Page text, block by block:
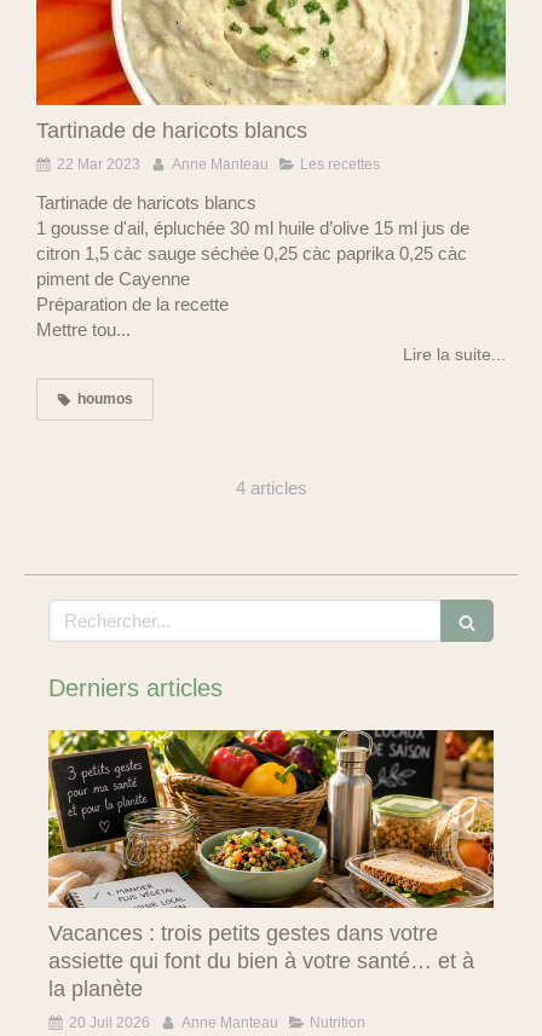
Tartinade de haricots blancs
22 Mar 2023 Anne Manteau Les recettes
Tartinade de haricots blancs
1 gousse d'ail, épluchée 30 ml huile d’olive 15 ml jus de
citron 1,5 càc sauge séchée 0,25 càc paprika 0,25 càc
piment de Cayenne
Préparation de la recette
Mettre tou...
Lire la suite...
houmos
4 articles
Rechercher
Derniers articles
Vacances : trois petits gestes dans votre
assiette qui font du bien à votre santé… et à
la planète
20 Juil 2026 Anne Manteau Nutrition